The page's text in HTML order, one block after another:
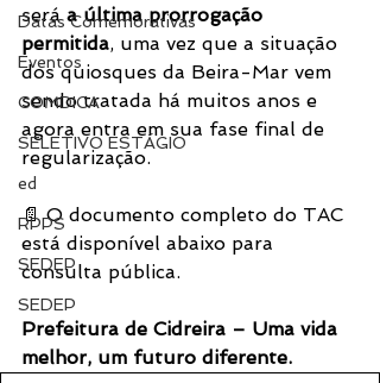
Datas Comemorativas
Eventos
COMDICA
SELETIVO ESTÁGIO
ed
RPPS
SEDEP
SEDEP
será a última prorrogação
permitida, uma vez que a situação
dos quiosques da Beira-Mar vem
sendo tratada há muitos anos e
agora entra em sua fase final de
regularização.
📄 O documento completo do TAC
está disponível abaixo para
consulta pública.
Prefeitura de Cidreira – Uma vida
melhor, um futuro diferente.